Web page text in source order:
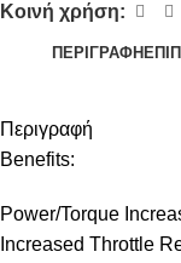
Κοινή χρήση:
ΠΕΡΙΓΡΑΦΉ
Περιγραφή
Benefits:
Power/Torque
Increased Throttle